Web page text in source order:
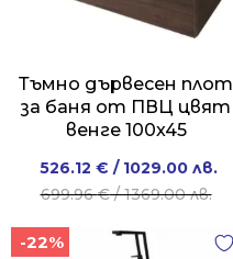
Тъмно дървесен плот
за баня от ПВЦ цвят
венге 100x45
699.96€/ 1369.00 лв.
Original
price
699.96 €
526.12 € / 1029.00 лв.
Current
price
526.12 €
-22%